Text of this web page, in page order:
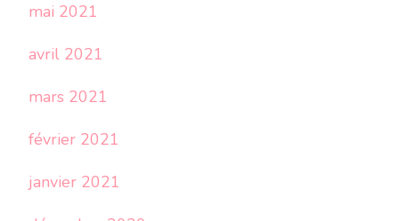
mai 2021
avril 2021
mars 2021
février 2021
janvier 2021